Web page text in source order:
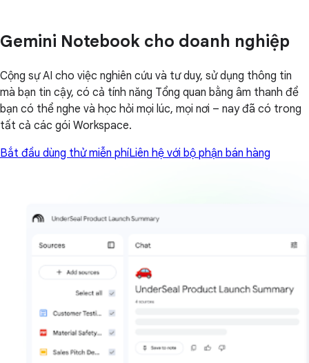
Gemini Notebook cho doanh nghiệp
Cộng sự AI cho việc nghiên cứu và tư duy, sử dụng thông tin
mà bạn tin cậy, có cả tính năng Tổng quan bằng âm thanh để
bạn có thể nghe và học hỏi mọi lúc, mọi nơi – nay đã có trong
tất cả các gói Workspace.
Bắt đầu dùng thử miễn phíLiên hệ với bộ phận bán hàng